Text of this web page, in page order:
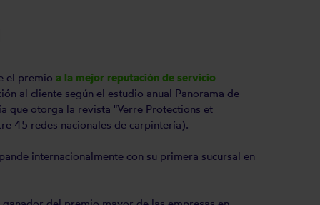
el premio a la mejor reputación de servicio
al cliente según el estudio anual Panorama de
que otorga la revista "Verre Protections et
45 redes nacionales de carpintería).
internacionalmente con su primera sucursal en